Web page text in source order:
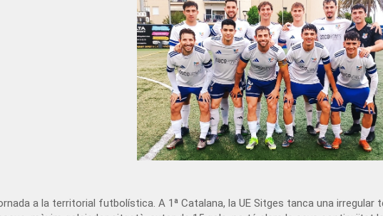
a la territorial futbolística. A 1ª Catalana, la UE Sitges tanca una